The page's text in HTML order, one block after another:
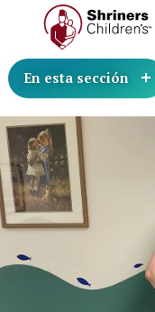
En esta sección